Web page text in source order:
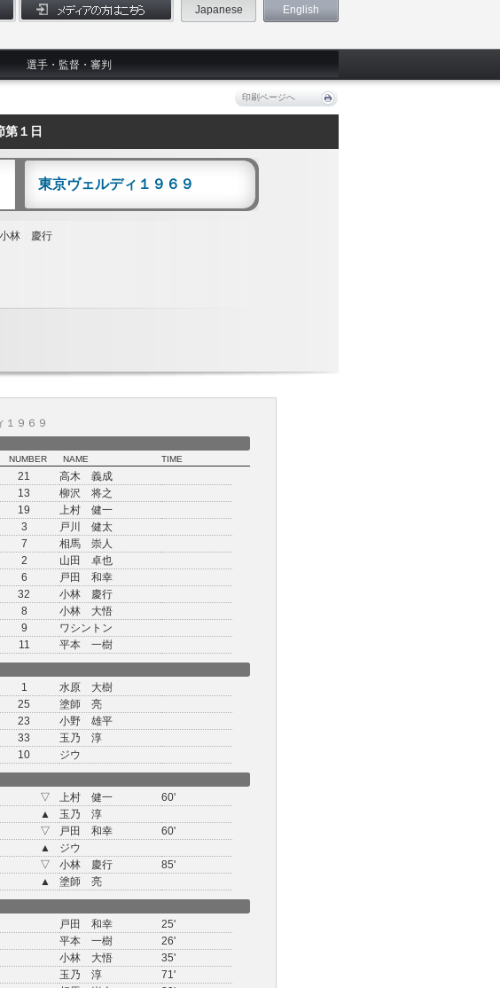
Japanese English
選手・監督・審判
印刷ページへ
１日
東京ヴェルディ１９６９
小林 慶行
１９６９
NUMBER NAME TIME
21
高木 義成
13
柳沢 将之
19
上村 健一
3
戸川 健太
7
相馬 崇人
2
山田 卓也
6
戸田 和幸
32
小林 慶行
8
小林 大悟
9
ワシントン
11
平本 一樹
1
水原 大樹
25
塗師 亮
23
小野 雄平
33
玉乃 淳
10
ジウ
▽
上村 健一
60'
▲
玉乃 淳
▽
戸田 和幸
60'
▲
ジウ
▽
小林 慶行
85'
▲
塗師 亮
戸田 和幸
25'
平本 一樹
26'
小林 大悟
35'
玉乃 淳
71'